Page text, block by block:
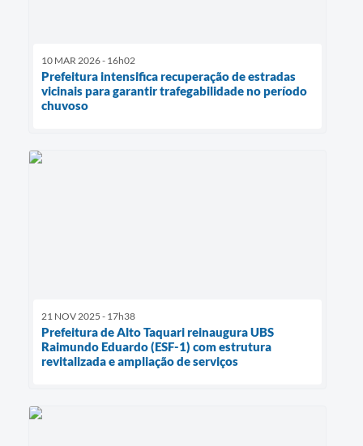
10 MAR 2026 - 16h02
Prefeitura intensifica recuperação de estradas
vicinais para garantir trafegabilidade no período
chuvoso
21 NOV 2025 - 17h38
Prefeitura de Alto Taquari reinaugura UBS
Raimundo Eduardo (ESF-1) com estrutura
revitalizada e ampliação de serviços